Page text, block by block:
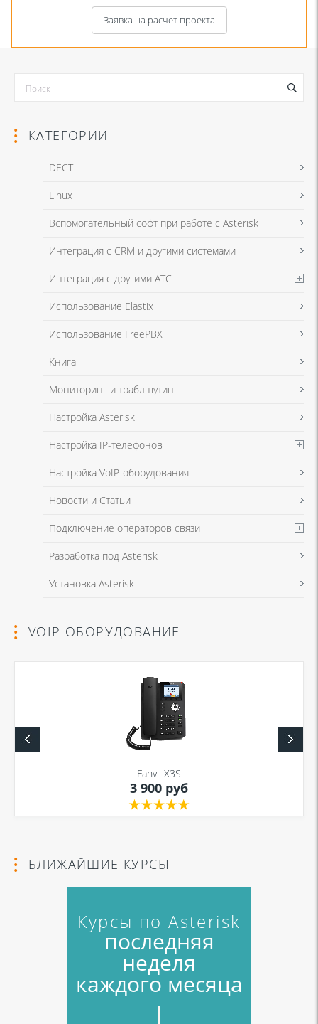
Я даю согласие на обработку моих персональных данных для связи
в соответствии с Политикой в отношении обработки персональных
Заявка на расчет проекта
Я даю согласие на обработку моих персональных данных для связи
в соответствии с Политикой в отношении обработки персональных
КАТЕГОРИИ
DECT
Linux
Вспомогательный софт при работе с Asterisk
Интеграция с CRM и другими системами
Интеграция с другими АТС
Использование Elastix
Использование FreePBX
Книга
Мониторинг и траблшутинг
Настройка Asterisk
Настройка IP-телефонов
Настройка VoIP-оборудования
Новости и Статьи
Подключение операторов связи
Разработка под Asterisk
Установка Asterisk
VOIP ОБОРУДОВАНИЕ
Fanvil X3S
3 900 руб
БЛИЖАЙШИЕ КУРСЫ
Курсы по Asterisk
последняя
неделя
каждого месяца